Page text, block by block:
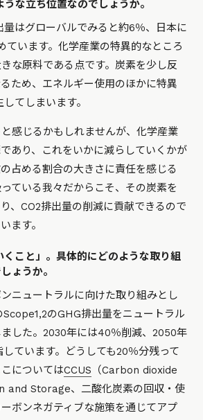
な立ち位置なのでしょうか。
量はグローバルでみると約6％、日本に
ています。化学産業の特異的なところ
な原料である点です。炭素を少し反
ため、エネルギー使用のほかに特異
てしまいます。
感じるかもしれませんが、化学産業
あり、これをいかに減らしていくかが
占める割合の大きさに責任を感じる
ている我々だからこそ、その炭素を
、CO2排出量の削減に貢献できるので
ます。
くこと」。具体的にどのような取り組
ょうか。
ニュートラルに向けた取り組みとし
のGHG排出量をニュートラル
した。2030年には40％削減、2050年
ています。どうしても20％分残って
についてはCCUS （Carbon dioxide
Storage、二酸化炭素の回収・使
ボンネガティブな施策を通じてアプ